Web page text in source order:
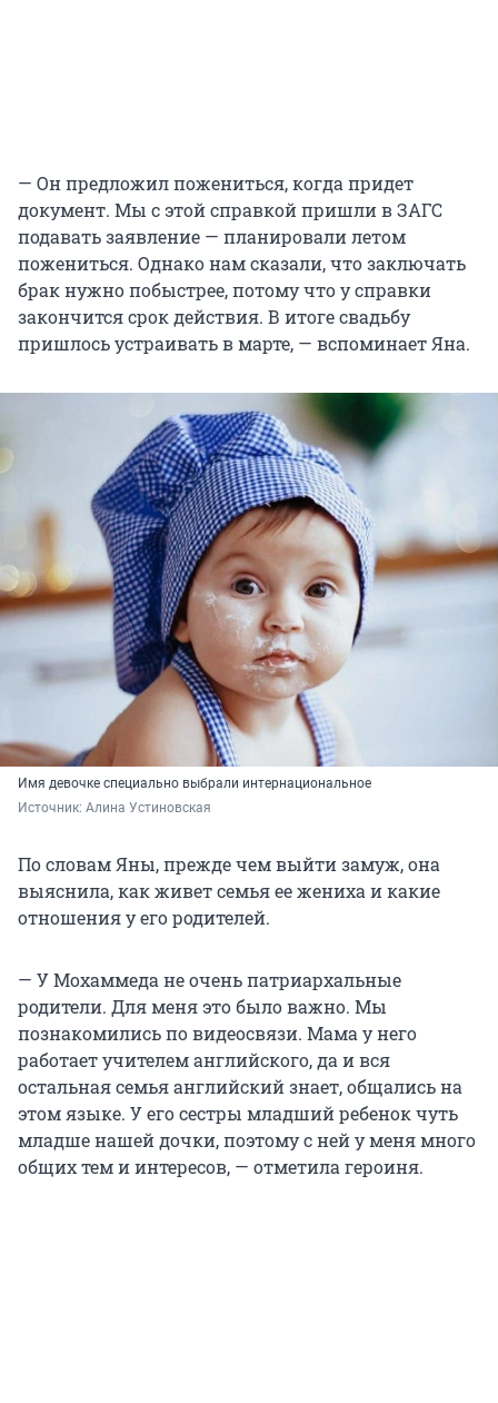
— Он предложил пожениться, когда придет
документ. Мы с этой справкой пришли в ЗАГС
подавать заявление — планировали летом
пожениться. Однако нам сказали, что заключать
брак нужно побыстрее, потому что у справки
закончится срок действия. В итоге свадьбу
пришлось устраивать в марте, — вспоминает Яна.
Имя девочке специально выбрали интернациональное
Источник: Алина Устиновская
По словам Яны, прежде чем выйти замуж, она
выяснила, как живет семья ее жениха и какие
отношения у его родителей.
— У Мохаммеда не очень патриархальные
родители. Для меня это было важно. Мы
познакомились по видеосвязи. Мама у него
работает учителем английского, да и вся
остальная семья английский знает, общались на
этом языке. У его сестры младший ребенок чуть
младше нашей дочки, поэтому с ней у меня много
общих тем и интересов, — отметила героиня.